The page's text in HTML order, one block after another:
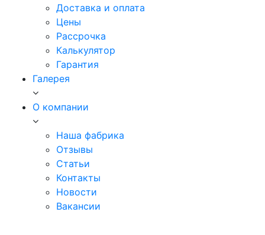
Доставка и оплата
Цены
Рассрочка
Калькулятор
Гарантия
Галерея
О компании
Наша фабрика
Отзывы
Статьи
Контакты
Новости
Вакансии